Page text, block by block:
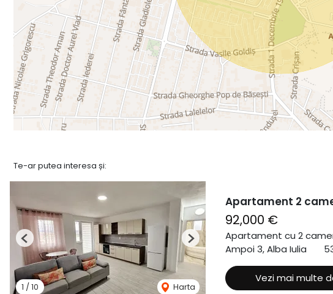
Te-ar putea interesa și:
1 / 10 Harta
Previous Next
Apartament 2
92,000 €
Apartament cu 2
Ampoi 3, Alba Iulia
Vezi mai multe